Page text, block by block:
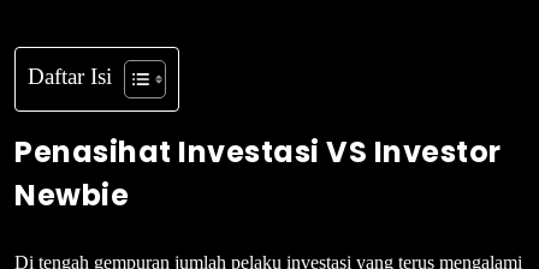
Daftar Isi
Penasihat Investasi VS Investor
Newbie
Di tengah gempuran jumlah pelaku investasi yang terus mengalami